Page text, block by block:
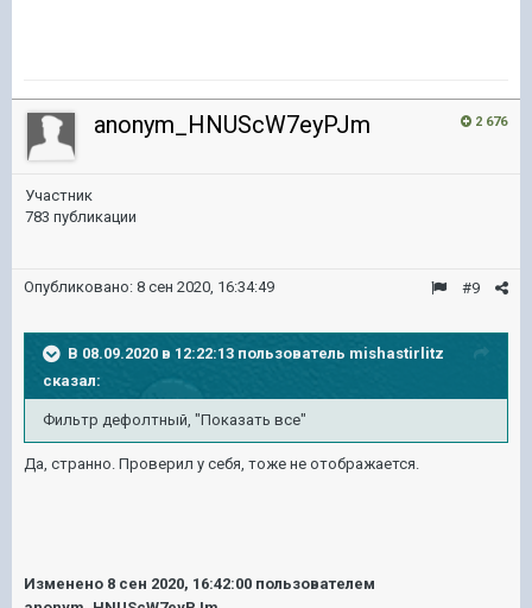
2 676
anonym_HNUScW7eyPJm
Участник
783 публикации
#9
Опубликовано: 8 сен 2020, 16:34:49
В 08.09.2020 в 12:22:13 пользователь mishastirlitz
сказал:
Фильтр дефолтный, "Показать все"
Да, странно. Проверил у себя, тоже не отображается.
Изменено 8 сен 2020, 16:42:00 пользователем